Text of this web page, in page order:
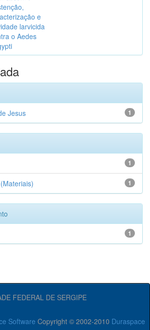
e
larvicida
o Aedes
1
Jesus
1
1
1
FEDERAL DE SERGIPE
Software Copyright © 2002-2010 Duraspace